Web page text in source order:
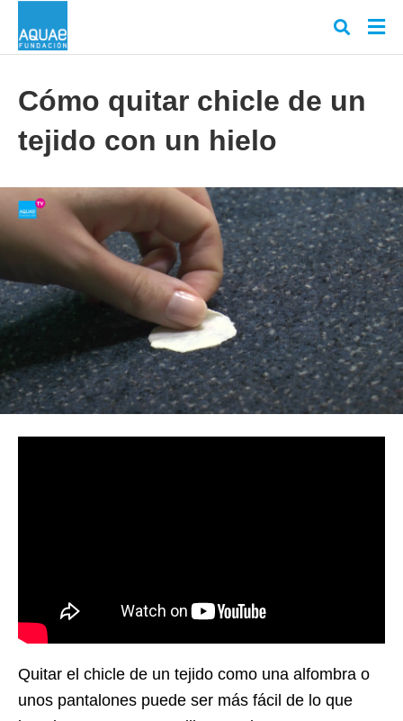
y
en
Cómo quitar chicle de un
tejido con un hielo
Quitar el chicle de un tejido como una alfombra o
unos pantalones puede ser más fácil de lo que